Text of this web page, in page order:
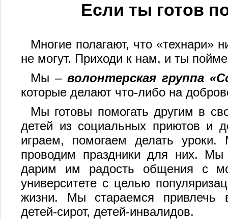
Если ты готов
Многие полагают, что «технари»
не могут. Приходи к нам, и ты
Мы –волонтерская группа
которые делают что-либо на
Мы готовы помогать другим в
детей из социальных приютов и
играем, помогаем делать
проводим праздники для них.
дарим им радость общения с
университете с целью
жизни. Мы стараемся привлечь
детей-сирот, детей-инвалидов.